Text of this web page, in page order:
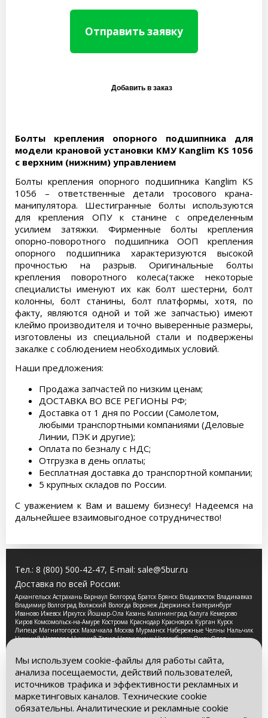
Отправить заявку
Болты крепления опорного подшипника для
модели крановой установки КМУ Kanglim KS 1056
с верхним (нижним) управлением
Болты крепления опорного подшипника Kanglim KS
1056 – ответственные детали тросового крана-
манипулятора. Шестигранные болты используются
для крепления ОПУ к станине с определенным
усилием затяжки. Фирменные болты крепления
опорно-поворотного подшипника ООП крепления
опорного подшипника характеризуются высокой
прочностью на разрыв. Оригинальные болты
крепления поворотного колеса(также некоторые
специалисты именуют их как болт шестерни, болт
колонны, болт станины, болт платформы, хотя, по
факту, являются одной и той же запчастью) имеют
клеймо производителя и точно выверенные размеры,
изготовлены из специальной стали и подвержены
закалке с соблюдением необходимых условий.
Наши предложения:
Продажа запчастей по низким ценам;
ДОСТАВКА ВО ВСЕ РЕГИОНЫ РФ;
Доставка от 1 дня по России (Самолетом,
любыми транспортными компаниями (Деловые
Линии, ПЭК и другие);
Оплата по безналу с НДС;
Отгрузка в день оплаты;
Бесплатная доставка до транспортной компании;
5 крупных складов по России.
С уважением к Вам и вашему бизнесу! Надеемся на
дальнейшее взаимовыгодное сотрудничество!
Тел.: 8 (800) 500-42-47, E-mail: sale@5bur.ru
Доставка по всей России:
Архангельск Астрахань Барнаул Белгород Братск Брянск Владивосток Владикавказ
Владимир Волгоград Волжский Вологда Воронеж Дзержинск Екатеринбург
Иваново Ижевск Иркутск Йошкар-Ола Казань Калининград Калуга Кемерово
Киров Комсомольск-на-Амуре Кострома Краснодар Красноярск Курган Курск
Липецк Магнитогорск Махачкала Москва Мурманск Набережные Челны Нальчик
Нижний Новгород Нижний Тагил Новокузнецк Новосибирск Омск Орел
Санкт-Петербург Саранск Саратов Смоленск Сочи Ставрополь Стерлитамак
Сургут Таганрог Тамбов Тверь Томск Тула Тюмень Улан-Удэ Ульяновск Уфа
Хабаровск Чебоксары Челябинск Череповец Чита Ярославль
2026 © Компания «Буровые Машины». Все права
защищены. Обращаем Ваше внимание на то, что данный
интернет-сайт носит исключительно информационный
Мы используем cookie-файлы для работы сайта,
анализа посещаемости, действий пользователей,
источников трафика и эффективности рекламных и
маркетинговых каналов. Технические cookie
обязательны. Аналитические и рекламные cookie